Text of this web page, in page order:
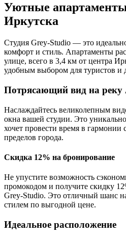
Уютные
Иркутска
Студия Grey-Studio — это
комфорт и стиль. Апартаменты
улице, всего в 3,4 км от центра
удобным выбором для туристов и
Потрясающий вид на реку
Наслаждайтесь великолепным
окна вашей студии. Это
хочет провести время в гармонии
пределов города.
Скидка 12% на бронирование
Не упустите возможность
промокодом и получите скидку
Grey-Studio. Это отличный шанс
стилем по выгодной цене.
Идеальное расположение